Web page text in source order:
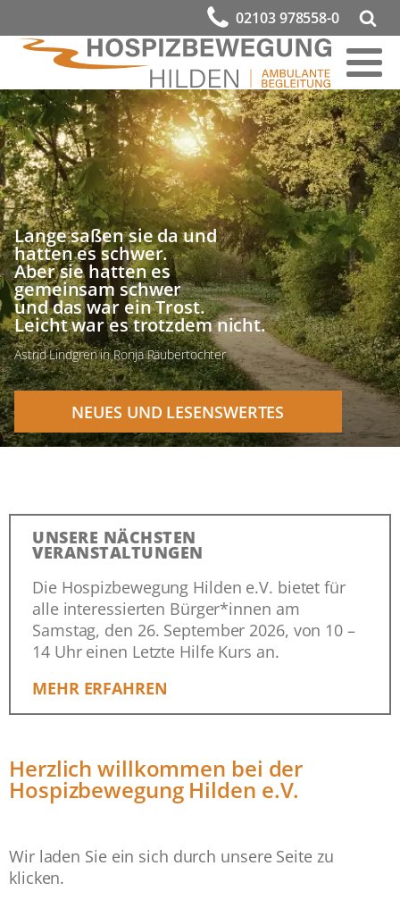
02103 978558-0
Lange saßen sie da und
hatten es schwer.
Aber sie hatten es
gemeinsam schwer
und das war ein Trost.
Leicht war es trotzdem nicht.
Astrid Lindgren in Ronja Räubertochter
NEUES UND LESENSWERTES
UNSERE NÄCHSTEN
VERANSTALTUNGEN
Die Hospizbewegung Hilden e.V. bietet für
alle interessierten Bürger*innen am
Samstag, den 26. September 2026, von 10 –
14 Uhr einen Letzte Hilfe Kurs an.
MEHR ERFAHREN
Herzlich willkommen bei der
Hospizbewegung Hilden e.V.
Wir laden Sie ein sich durch unsere Seite zu
klicken.